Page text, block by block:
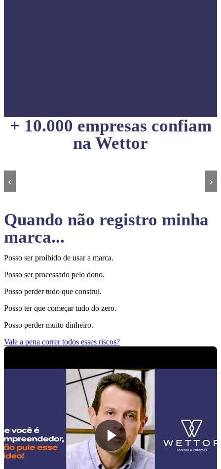
+ 10.000 empresas confiam
na Wettor
‹ ›
Quando não registro minha
marca...
Posso ser proibido de usar a marca.
Posso ser processado pelo dono.
Posso perder tudo que construi.
Posso ter que começar tudo do zero.
Posso perder muito dinheiro.
Vale a pena correr todos esses riscos?